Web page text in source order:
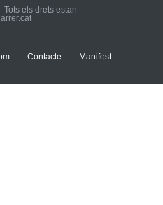
els drets estan
Contacte Manifest